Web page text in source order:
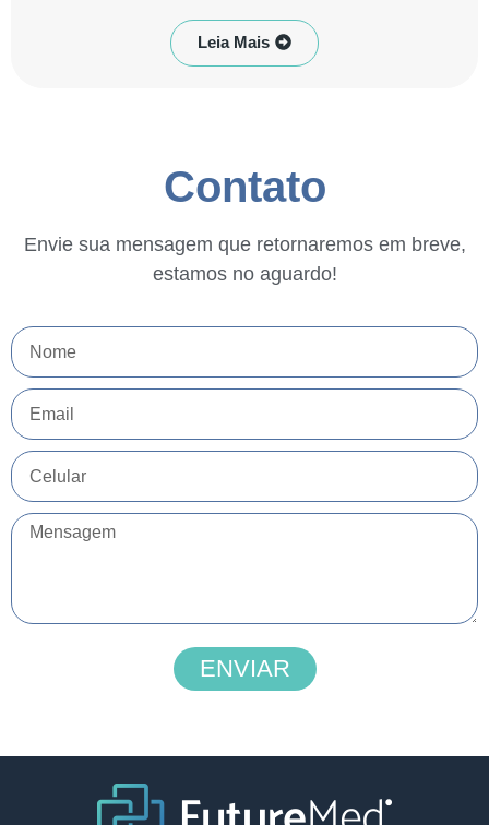
Leia Mais
Contato
Envie sua mensagem que retornaremos em breve,
estamos no aguardo!
ENVIAR